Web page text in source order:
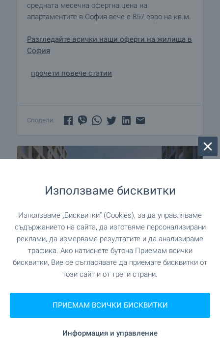
средната месечна офертна цена на
апартаментите в София вече e 857 евро на кв.м.
Разгледайте всички наши оферти на жилища в
София
прочети повече статии
Сподели
AMur Gardens - затворен
комплекс в гр. Костинброд
ул. Славянска в гр. Костинброд, точно до BILLA
Използваме бисквитки
Използваме „Бисквитки“ (Cookies), за да управляваме
съдържанието на сайта, да изготвяме персонализирани
реклами, да измерваме резултатите и да анализираме
трафика. Ако натиснете бутона Приемам всички
бисквитки, Вие се съгласявате да приемате бисквитки от
този сайт и от трети страни.
ПРИЕМАМ ВСИЧКИ БИСКВИТКИ
Информация и управление